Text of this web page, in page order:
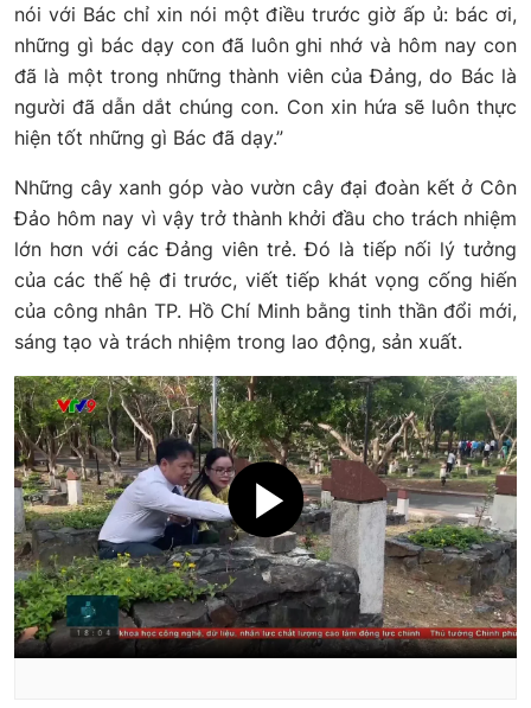
nói với Bác chỉ xin nói một điều trước giờ ấp ủ: bác ơi,
những gì bác dạy con đã luôn ghi nhớ và hôm nay con
đã là một trong những thành viên của Đảng, do Bác là
người đã dẫn dắt chúng con. Con xin hứa sẽ luôn thực
hiện tốt những gì Bác đã dạy.”
Những cây xanh góp vào vườn cây đại đoàn kết ở Côn
Đảo hôm nay vì vậy trở thành khởi đầu cho trách nhiệm
lớn hơn với các Đảng viên trẻ. Đó là tiếp nối lý tưởng
của các thế hệ đi trước, viết tiếp khát vọng cống hiến
của công nhân TP. Hồ Chí Minh bằng tinh thần đổi mới,
sáng tạo và trách nhiệm trong lao động, sản xuất.